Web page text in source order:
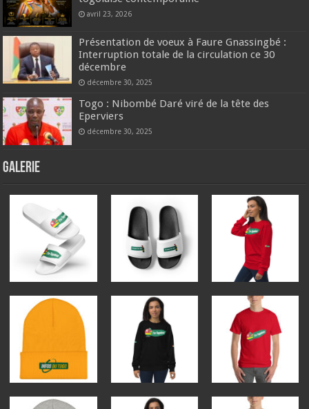
avril 23, 2026
Présentation de voeux à Faure Gnassingbé :
Interruption totale de la circulation ce 30
décembre
décembre 30, 2025
Togo : Nibombé Daré viré de la tête des
Eperviers
décembre 30, 2025
GALERIE